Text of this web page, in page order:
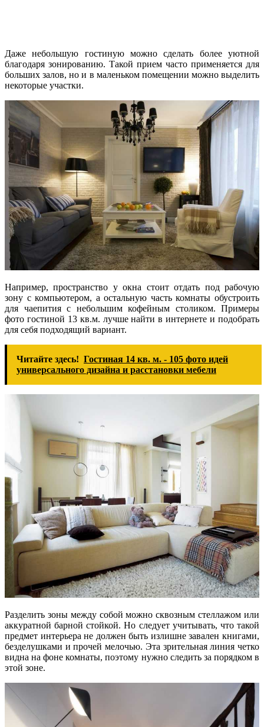
Даже небольшую гостиную можно сделать более уютной
благодаря зонированию. Такой прием часто применяется для
больших залов, но и в маленьком помещении можно выделить
некоторые участки.
Например, пространство у окна стоит отдать под рабочую
зону с компьютером, а остальную часть комнаты обустроить
для чаепития с небольшим кофейным столиком. Примеры
фото гостиной 13 кв.м. лучше найти в интернете и подобрать
для себя подходящий вариант.
Читайте здесь! Гостиная 14 кв. м. - 105 фото идей
универсального дизайна и расстановки мебели
Разделить зоны между собой можно сквозным стеллажом или
аккуратной барной стойкой. Но следует учитывать, что такой
предмет интерьера не должен быть излишне завален книгами,
безделушками и прочей мелочью. Эта зрительная линия четко
видна на фоне комнаты, поэтому нужно следить за порядком в
этой зоне.